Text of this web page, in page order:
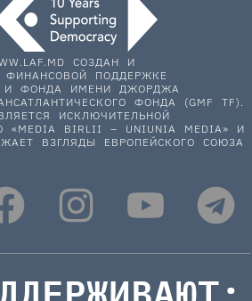
СОЗДАН И
ПОДДЕРЖКЕ
И ФОНДА ИМЕНИ ДЖОРДЖА
ФОНДА (GMF TF).
ИСКЛЮЧИТЕЛЬНОЙ
«MEDIA BIRLII – UNIUNIA MEDIA» И
ВЗГЛЯДЫ ЕВРОПЕЙСКОГО СОЮЗА